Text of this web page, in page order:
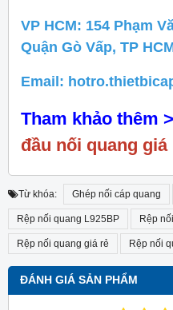
VP HCM: 154 Phạm
Quận Gò Vấp, TP
Email:
Tham khảo thêm
đầu nối quang
Từ khóa: Ghép nối cáp quang
Rệp nối quang L925BP Rệp
Rệp nối quang giá rẻ Rệp nối
ĐÁNH GIÁ SẢN PHẨM